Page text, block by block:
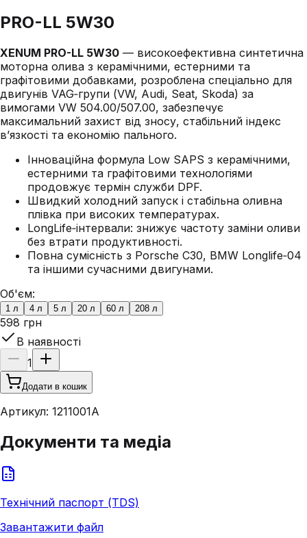
PRO-LL 5W30
XENUM PRO-LL 5W30 — високоефективна синтетична
моторна олива з керамічними, естерними та
графітовими добавками, розроблена спеціально для
двигунів VAG‑групи (VW, Audi, Seat, Skoda) за
вимогами VW 504.00/507.00, забезпечує
максимальний захист від зносу, стабільний індекс
в’язкості та економію пального.
Інноваційна формула Low SAPS з керамічними,
естерними та графітовими технологіями
продовжує термін служби DPF.
Швидкий холодний запуск і стабільна оливна
плівка при високих температурах.
LongLife‑інтервали: знижує частоту заміни оливи
без втрати продуктивності.
Повна сумісність з Porsche C30, BMW Longlife‑04
та іншими сучасними двигунами.
Об'єм:
1 л 4 л 5 л 20 л 60 л 208 л
598 грн
В наявності
1
Додати в кошик
Артикул: 1211001A
Документи та медіа
Технічний паспорт (TDS)
Завантажити файл